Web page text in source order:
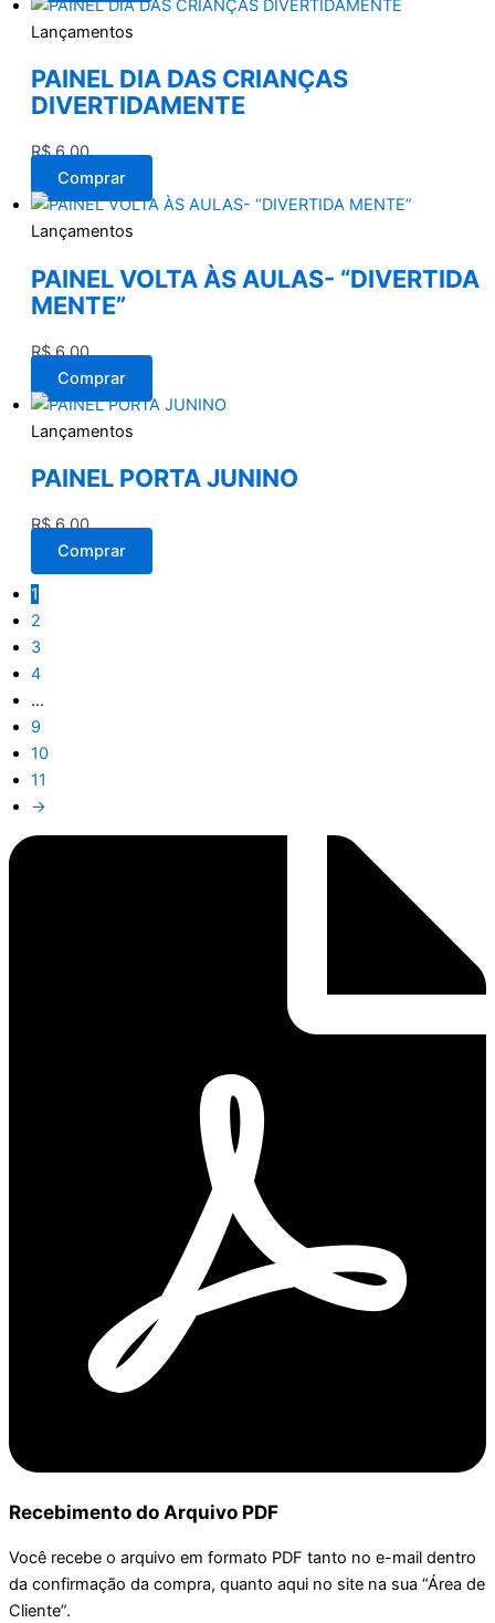
Lançamentos
PAINEL DIA DAS CRIANÇAS
DIVERTIDAMENTE
R$6,00
Comprar
Lançamentos
PAINEL VOLTA ÀS AULAS- “DIVERTIDA
MENTE”
R$6,00
Comprar
Lançamentos
PAINEL PORTA JUNINO
R$6,00
Comprar
1
2
3
4
…
9
10
11
→
Recebimento do Arquivo PDF
Você recebe o arquivo em formato PDF tanto no e-mail dentro
da confirmação da compra, quanto aqui no site na sua “Área de
Cliente”.